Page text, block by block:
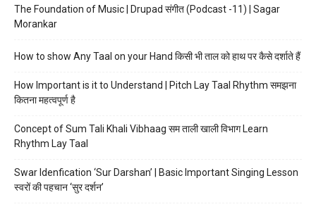
The Foundation of Music | Drupad संगीत (Podcast -11) | Sagar
Morankar
How to show Any Taal on your Hand किसी भी ताल को हाथ पर कैसे दर्शाते हैं
How Important is it to Understand | Pitch Lay Taal Rhythm समझना
कितना महत्वपूर्ण है
Concept of Sum Tali Khali Vibhaag सम ताली खाली विभाग Learn
Rhythm Lay Taal
Swar Idenfication ‘Sur Darshan’ | Basic Important Singing Lesson
स्वरों की पहचान ‘सुर दर्शन’